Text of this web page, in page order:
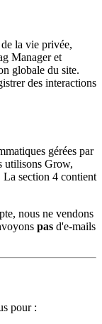
la vie privée,
Manager et
globale du site.
des interactions
gérées par
utilisons Grow,
La section 4 contient
nous ne vendons
pas d'e-mails
pour :